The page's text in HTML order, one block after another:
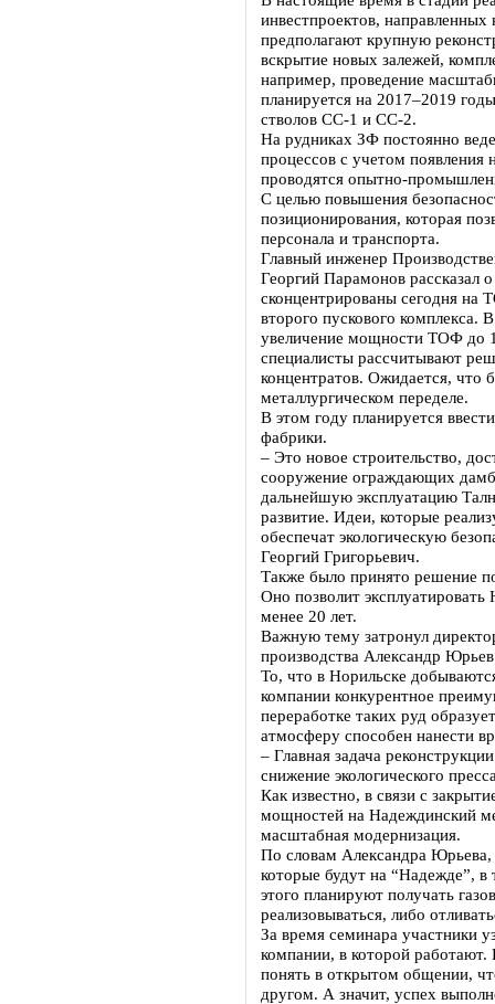
инвестпроектов,
предполагают крупную
вскрытие новых залежей,
например, проведение
планируется на 2017–2019
стволов СС-1 и СС-2.
На рудниках ЗФ постоянно
процессов с учетом появления
проводятся опытно-
С целью повышения
позиционирования, которая
персонала и транспорта.
Главный инженер
Георгий Парамонов рассказал
сконцентрированы сегодня на
второго пускового комплекса.
увеличение мощности ТОФ до
специалисты рассчитывают
концентратов. Ожидается, что
металлургическом переделе.
В этом году планируется
фабрики.
– Это новое строительство,
сооружение ограждающих
дальнейшую эксплуатацию
развитие. Идеи, которые
обеспечат экологическую
Георгий Григорьевич.
Также было принято решение
Оно позволит
менее 20 лет.
Важную тему затронул
производства Александр
То, что в Норильске
компании конкурентное
переработке таких руд
атмосферу способен нанести
– Главная задача
снижение экологического
Как известно, в связи с
мощностей на Надеждинский
масштабная модернизация.
По словам Александра Юрьева,
которые будут на “Надежде”,
этого планируют получать
реализовываться, либо
За время семинара участники
компании, в которой
понять в открытом общении,
другом. А значит, успех